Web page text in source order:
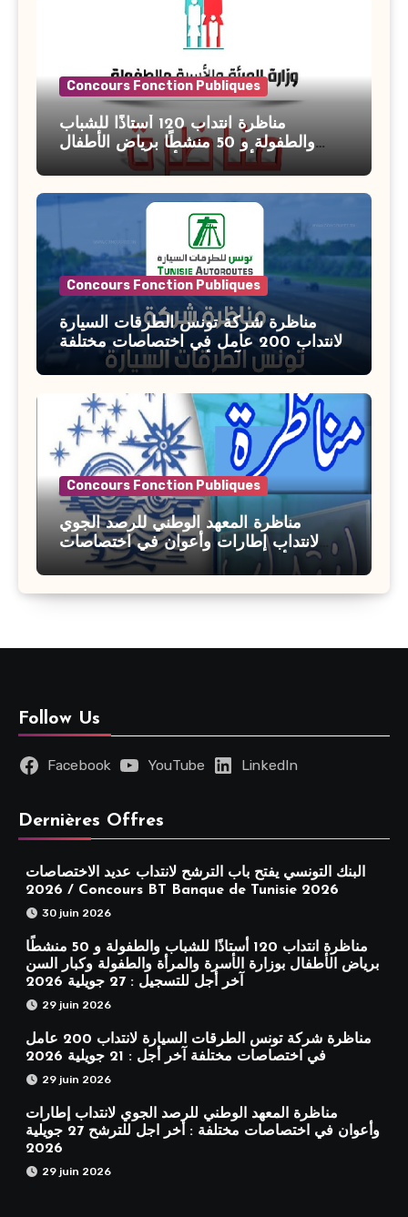
Concours Fonction Publiques
مناظرة انتداب 120 أستاذًا للشباب
والطفولة و 50 منشطًا برياض الأطفال
بوزارة الأسرة والمرأة والطفولة وكبار
السن آخر أجل للتسجيل : 27 جويلية 2026
Concours Fonction Publiques
مناظرة شركة تونس الطرقات السيارة
لانتداب 200 عامل في اختصاصات مختلفة
آخر أجل : 21 جويلية 2026
Concours Fonction Publiques
مناظرة المعهد الوطني للرصد الجوي
لانتداب إطارات وأعوان في اختصاصات
مختلفة : أخر اجل للترشح 27 جويلية 2026
Follow Us
Facebook YouTube LinkedIn
Dernières Offres
البنك التونسي يفتح باب الترشح لانتداب عديد الاختصاصات
2026 / Concours BT Banque de Tunisie 2026
30 juin 2026
مناظرة انتداب 120 أستاذًا للشباب والطفولة و 50 منشطًا
برياض الأطفال بوزارة الأسرة والمرأة والطفولة وكبار السن
آخر أجل للتسجيل : 27 جويلية 2026
29 juin 2026
مناظرة شركة تونس الطرقات السيارة لانتداب 200 عامل
في اختصاصات مختلفة آخر أجل : 21 جويلية 2026
29 juin 2026
مناظرة المعهد الوطني للرصد الجوي لانتداب إطارات
وأعوان في اختصاصات مختلفة : أخر اجل للترشح 27 جويلية
2026
29 juin 2026